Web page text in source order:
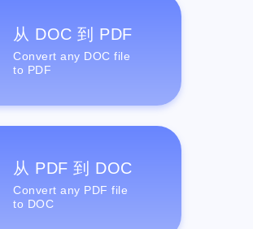
从 DOC 到 PDF
Convert any DOC file
to PDF
从 PDF 到 DOC
Convert any PDF file
to DOC